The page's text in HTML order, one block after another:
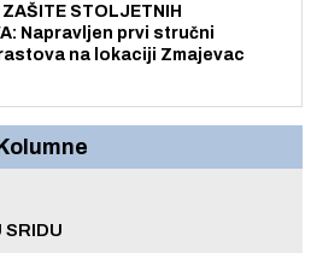
STOLJETNIH
Napravljen prvi stručni
na lokaciji Zmajevac
SRIDU